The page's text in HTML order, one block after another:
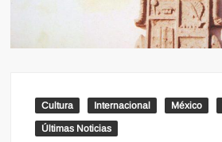
Cultura Internacional México
Últimas Noticias